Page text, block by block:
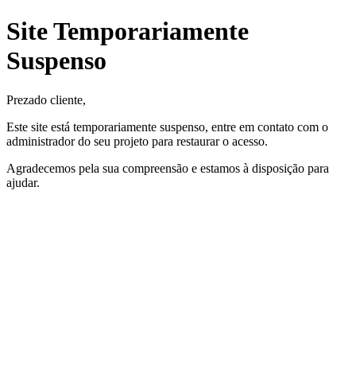
Site Temporariamente
Suspenso
Prezado cliente,
Este site está temporariamente suspenso, entre em contato com o
administrador do seu projeto para restaurar o acesso.
Agradecemos pela sua compreensão e estamos à disposição para
ajudar.